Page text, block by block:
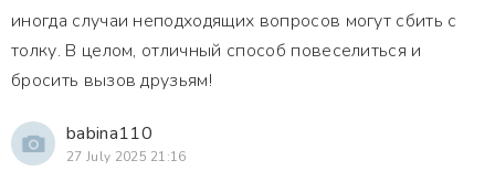
иногда случаи неподходящих вопросов могут сбить с
толку. В целом, отличный способ повеселиться и
бросить вызов друзьям!
babina110
27 July 2025 21:16